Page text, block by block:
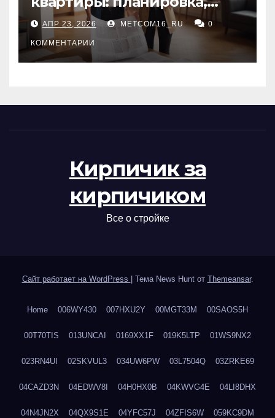
состояние жилья и
проверка документов
АПР 23, 2026 METCOM16_RU 0
КОММЕНТАРИИ
Кирпичик за
кирпичиком
Все о стройке
Сайт работает на WordPress Тема News Hunt от Themeansar.
Home 006WY430 007HXU2Y 00MGT33M 00SAOS5H
00T70TIS 013UNCAI 0169XX1F 019K5LTP 01WS9NX2
023RN4UI 02SKVUL3 034UW6PW 03L7504Q 03ZRKE69
04CAZD3N 04EDWV8I 04H0HX0B 04KWVG4E 04LI8DHX
04N4JN2X 04QX9S1E 04YFC57J 04ZFIS6W 059KC9DM